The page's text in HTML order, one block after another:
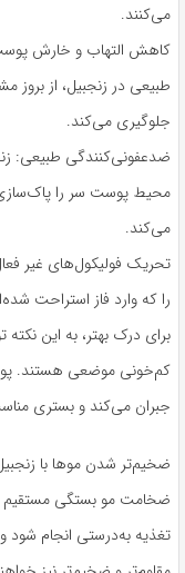
می‌کنند.
کاهش التهاب و خارش
طبیعی در زنجبیل، از بروز
جلوگیری می‌کند.
ضدعفونی‌کنندگی طبیعی:
محیط پوست سر را پاک‌سازی
می‌کند.
تحریک فولیکول‌های غیر
را که وارد فاز استراحت
برای درک بهتر، به این
کم‌خونی موضعی هستند.
جبران می‌کند و بستری
ضخیم‌تر شدن موها با
ضخامت مو بستگی مستقیم
تغذیه به‌درستی انجام شود و